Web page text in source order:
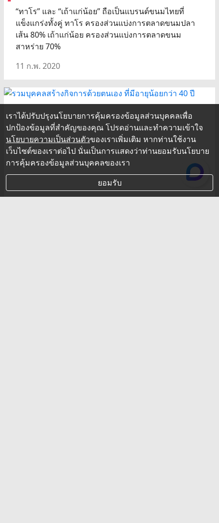
“ทาโร” และ “เถ้าแก่น้อย” ถือเป็นแบรนด์ขนมไทยที่
แข็งแกร่งทั้งคู่ ทาโร ครองส่วนแบ่งการตลาดขนมปลา
เส้น 80% เถ้าแก่น้อย ครองส่วนแบ่งการตลาดขนม
สาหร่าย 70%
11 ก.พ. 2020
เราได้ปรับปรุงนโยบายการคุ้มครองข้อมูลส่วนบุคคลเพื่อ
ปกป้องข้อมูลที่สำคัญของคุณ โปรดอ่านและทำความเข้าใจ
นโยบายความเป็นส่วนตัวของเราเพิ่มเติม หากท่านใช้งาน
เว็บไซต์ของเราต่อไป นั่นเป็นการแสดงว่าท่านยอมรับนโยบาย
การคุ้มครองข้อมูลส่วนบุคคลของเรา
ยอมรับ